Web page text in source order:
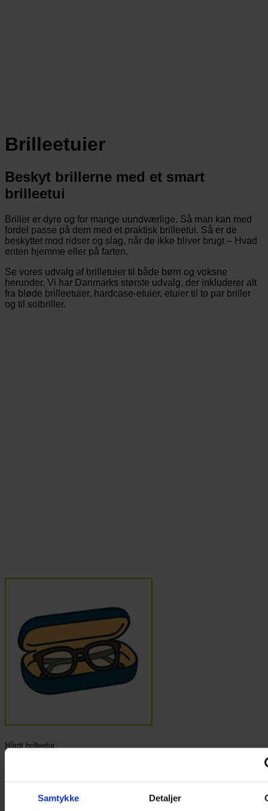
Samtykke Detaljer
Brilleetuier
Beskyt brillerne med et smart
brilleetui
Briller er dyre og for mange uundværlige. Så man kan med
fordel passe på dem med et praktisk brilleetui. Så er de
beskyttet mod ridser og slag, når de ikke bliver brugt – Hvad
enten hjemme eller på farten.
Se vores udvalg af brilletuier til både børn og voksne
herunder. Vi har Danmarks største udvalg, der inkluderer alt
fra bløde brilleetuier, hardcase-etuier, etuier til to par briller
og til solbriller.
Hårdt brilleetui